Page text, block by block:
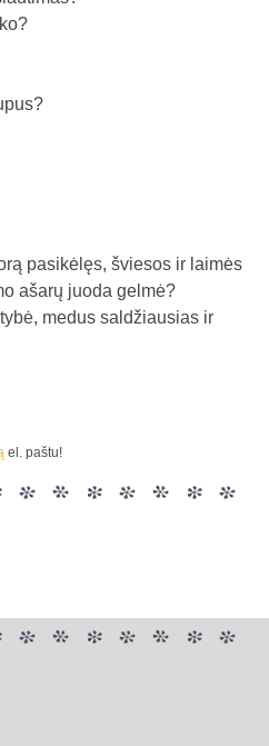
pasikėlęs, šviesos ir laimės
ašarų juoda gelmė?
medus saldžiausias ir
el. paštu!